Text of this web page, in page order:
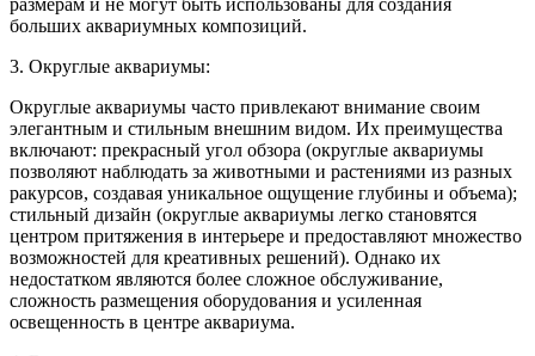
больших аквариумных композиций.
3. Округлые аквариумы:
Округлые аквариумы часто привлекают внимание своим
элегантным и стильным внешним видом. Их преимущества
включают: прекрасный угол обзора (округлые аквариумы
позволяют наблюдать за животными и растениями из разных
ракурсов, создавая уникальное ощущение глубины и объема);
стильный дизайн (округлые аквариумы легко становятся
центром притяжения в интерьере и предоставляют множество
возможностей для креативных решений). Однако их
недостатком являются более сложное обслуживание,
сложность размещения оборудования и усиленная
освещенность в центре аквариума.